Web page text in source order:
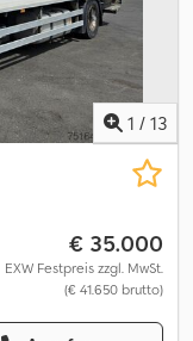
/ 7 mm) * Radstand:
Service für Sie: -
- Überführung
ins
and other
1 / 13
€ 35.000
EXW Festpreis zzgl. MwSt.
(€ 41.650 brutto)